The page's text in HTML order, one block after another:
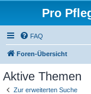
Pro
FAQ
Foren-Übersicht
Aktive Themen
Zur erweiterten Suche